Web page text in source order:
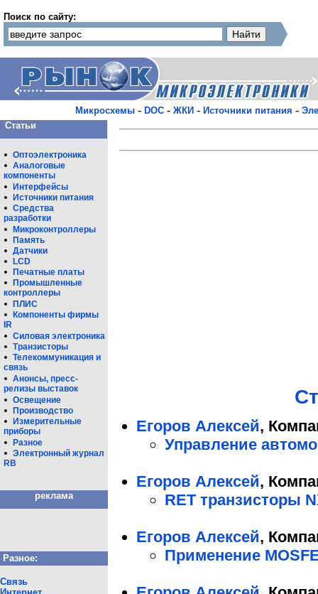
Поиск по сайту:
Микросхемы - DOC - ЖКИ - Источники питания -
Статьи
Оптоэлектроника
Аналоговые
компоненты
Интерфейсы
Источники питания
Средства
разработки
Микроконтроллеры
Память
Датчики
LCD
Печатные платы
Промышленные
контроллеры
ПЛИС
Компоненты фирмы
IR
Силовая электроника
Транзисторы
Телекоммуникация и
связь
Анонсы, пресс-
релизы выставок
Освещение
Производство
Измерительные
приборы
Разное
Электронный журнал
RB
реклама
Разное:
Связь
Егоров Алексей,
Управление
Егоров Алексей,
RET транзисторы
Егоров Алексей,
Применение